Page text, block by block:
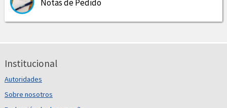
Notas de Pedido
Institucional
Autoridades
Sobre nosotros